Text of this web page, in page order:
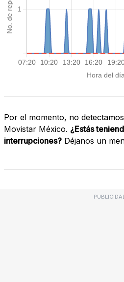
Por el momento, no
Movistar México. ¿Estás
interrupciones? Déjanos un